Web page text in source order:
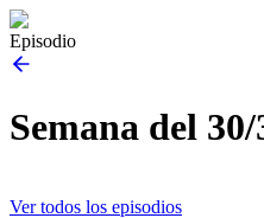
Episodio
Semana del
Ver todos los episodios